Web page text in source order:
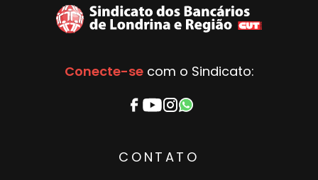
Conecte-secom o Sindicato:
CONTATO